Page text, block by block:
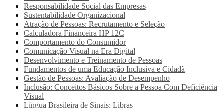
Responsabilidade Social das Empresas
Sustentabilidade Organizacional
Atração de Pessoas: Recrutamento e Seleção
Calculadora Financeira HP 12C
Comportamento do Consumidor
Comunicação Visual na Era Digital
Desenvolvimento e Treinamento de Pessoas
Fundamentos de uma Educação Inclusiva e Cidadã
Gestão de Pessoas: Avaliação de Desempenho
Inclusão: Conceitos Básicos Sobre a Pessoa Com Deficiência
Visual
Língua Brasileira de Sinais: Libras